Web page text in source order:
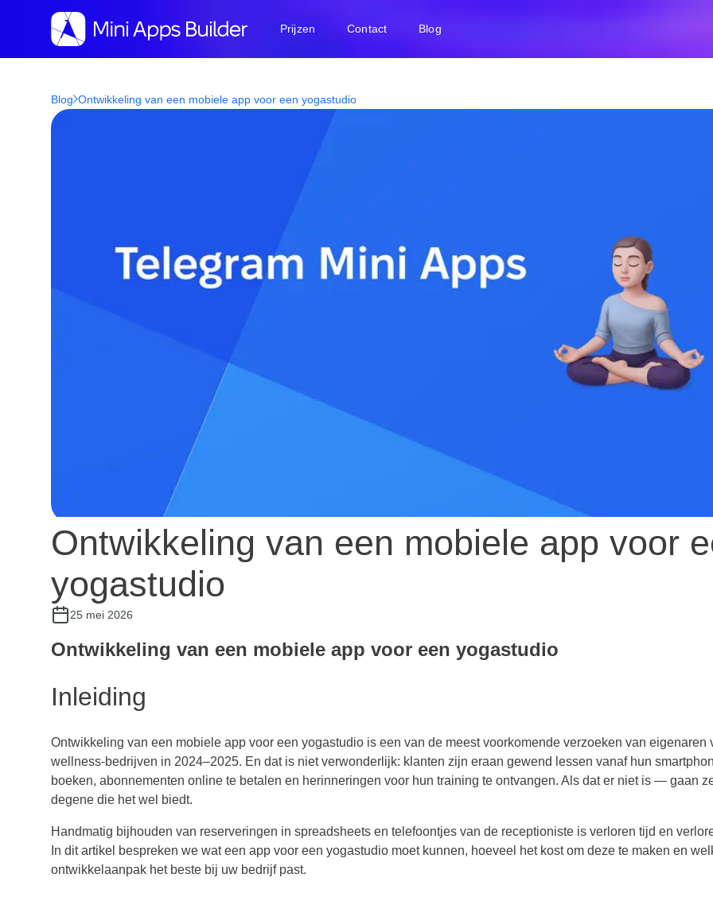
Prijzen Contact Blog
Blog Ontwikkeling van een mobiele app voor een yogastudio
Ontwikkeling van een mobiele app
voor een yogastudio
Ontwikkeling van een mobiele app voor
yogastudio
25 mei 2026
Ontwikkeling van een mobiele app voor een yogastudio
Inleiding
Ontwikkeling van een mobiele app voor een yogastudio is een van de meest voorkomende verzoeken van eigenaren
wellness-bedrijven in 2024–2025. En dat is niet verwonderlijk: klanten zijn eraan gewend lessen vanaf hun
boeken, abonnementen online te betalen en herinneringen voor hun training te ontvangen. Als dat er niet is — gaan
degene die het wel biedt.
Handmatig bijhouden van reserveringen in spreadsheets en telefoontjes van de receptioniste is verloren tijd en
In dit artikel bespreken we wat een app voor een yogastudio moet kunnen, hoeveel het kost om deze te maken en
ontwikkelaanpak het beste bij uw bedrijf past.